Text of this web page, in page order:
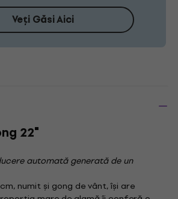
Veți Găsi Aici
22"
automată generată de un
numit și gong de vânt, își are